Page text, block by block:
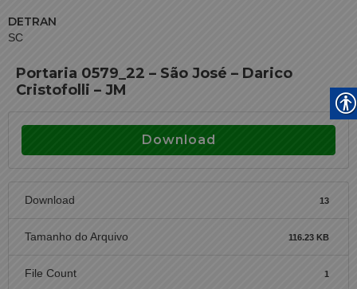
DETRAN
SC
Portaria 0579_22 – São José – Darico
Cristofolli – JM
Download
Download 13
Tamanho do Arquivo 116.23 KB
File Count 1